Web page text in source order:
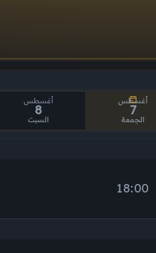
أغسطس
7
الجمعة
أغسطس
8
السبت
18:00